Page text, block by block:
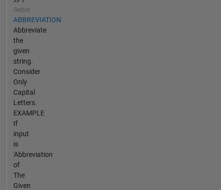
Gelöst
ABBREVIATION
Abbreviate
the
given
string.
Consider
Only
Capital
Letters.
EXAMPLE
If
input
is
'Abbreviation
of
The
Given